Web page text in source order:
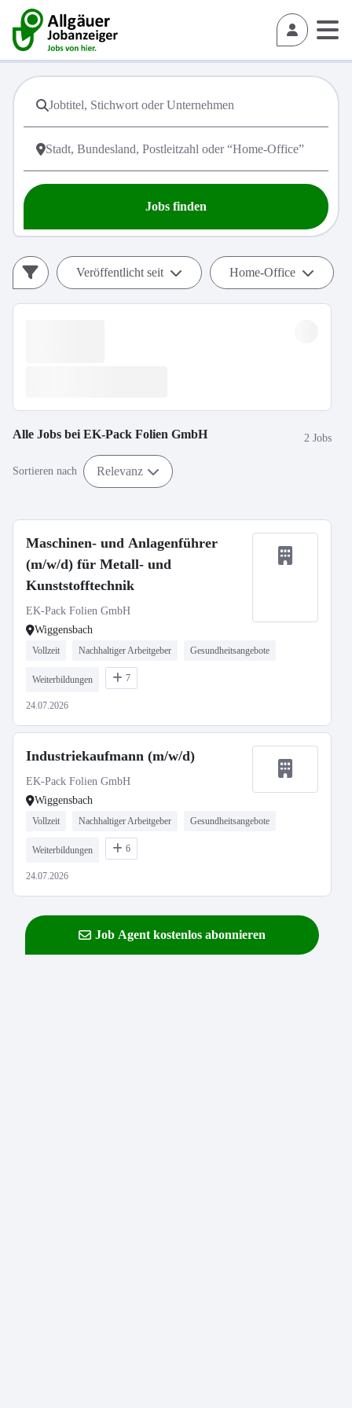
Jobs finden
Veröffentlicht seit Home-Office
Alle Jobs bei EK-Pack Folien GmbH 2 Jobs
Sortieren nach Relevanz
Maschinen- und Anlagenführer
(m/w/d) für Metall- und
Kunststofftechnik
EK-Pack Folien GmbH
Wiggensbach
Vollzeit Nachhaltiger Arbeitgeber Gesundheitsangebote
Weiterbildungen 7
24.07.2026
Industriekaufmann (m/w/d)
EK-Pack Folien GmbH
Wiggensbach
Vollzeit Nachhaltiger Arbeitgeber Gesundheitsangebote
Weiterbildungen 6
24.07.2026
Job Agent kostenlos abonnieren